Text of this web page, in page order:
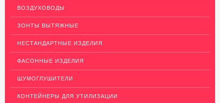
ВОЗДУХОВОДЫ
ЗОНТЫ ВЫТЯЖНЫЕ
НЕСТАНДАРТНЫЕ ИЗДЕЛИЯ
ФАСОННЫЕ ИЗДЕЛИЯ
ШУМОГЛУШИТЕЛИ
КОНТЕЙНЕРЫ ДЛЯ УТИЛИЗАЦИИ